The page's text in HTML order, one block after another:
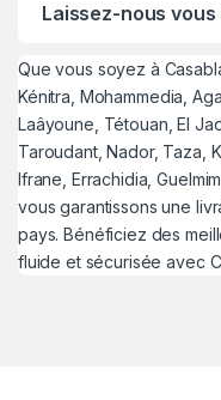
Laissez-nous vous
Que vous soyez à
Kénitra, Mohammedia,
Laâyoune, Tétouan, El
Taroudant, Nador, Taza,
Ifrane, Errachidia,
vous garantissons une
pays. Bénéficiez des
fluide et sécurisée avec